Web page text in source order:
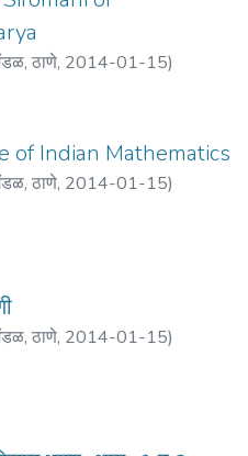
ठाणे, 2014-01-15)
of Indian Mathematics
ठाणे, 2014-01-15)
ठाणे, 2014-01-15)